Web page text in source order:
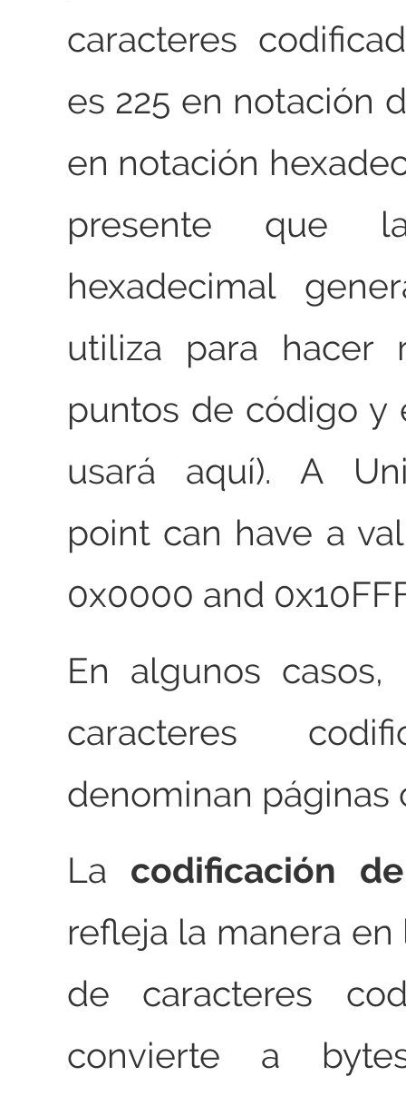
caracteres
es 225 en notación
en notación
presente que
hexadecimal
utiliza para hacer
puntos de código y
usará aquí). A
point can have a
0x0000 and
En algunos
caracteres
denominan páginas
La codificación
refleja la manera
de caracteres
convierte a